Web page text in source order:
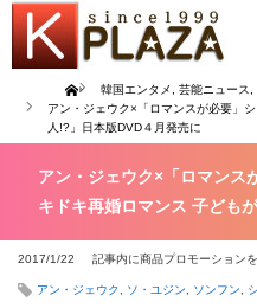
Home 韓国エンタメ 芸能ニュース
アン・ジェウク×「ロマンスが必要」
人!?」日本版DVD４月発売に
アン・ジェウク×「ロマン
キドキ再婚ロマンス 子ども
2017/1/22 記事内に商品プロモーション
アン・ジェウク ソ・ユジン ソンフン